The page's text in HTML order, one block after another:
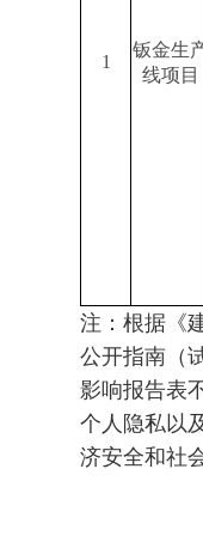
1
钣金生
线项目
注：根据《
公开指南（
影响报告表
个人隐私以
济安全和社